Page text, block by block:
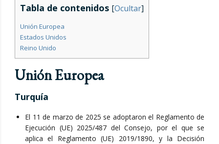
Tabla de contenidos [Ocultar]
Unión Europea
Estados Unidos
Reino Unido
Unión Europea
Turquía
El 11 de marzo de 2025 se adoptaron el Reglamento de
Ejecución (UE) 2025/487 del Consejo, por el que se
aplica el Reglamento (UE) 2019/1890, y la Decisión